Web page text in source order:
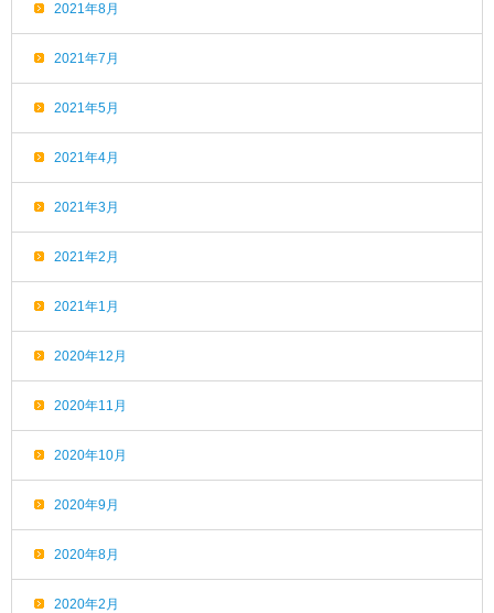
2021年8月
2021年7月
2021年5月
2021年4月
2021年3月
2021年2月
2021年1月
2020年12月
2020年11月
2020年10月
2020年9月
2020年8月
2020年2月